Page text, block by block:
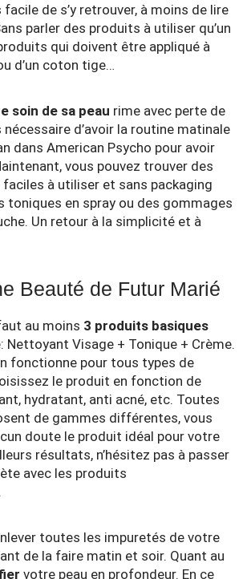
facile de s’y retrouver, à moins de lire
parler des produits à utiliser qu’un
qui doivent être appliqué à
d’un coton tige…
soin de sa peau rime avec perte de
nécessaire d’avoir la routine matinale
dans American Psycho pour avoir
vous pouvez trouver des
à utiliser et sans packaging
toniques en spray ou des gommages
Un retour à la simplicité et à
Beauté de Futur Marié
au moins 3 produits basiques
Nettoyant Visage + Tonique + Crème.
fonctionne pour tous types de
le produit en fonction de
hydratant, anti acné, etc. Toutes
de gammes différentes, vous
doute le produit idéal pour votre
résultats, n’hésitez pas à passer
avec les produits
toutes les impuretés de votre
de la faire matin et soir. Quant au
votre peau en profondeur. En ce